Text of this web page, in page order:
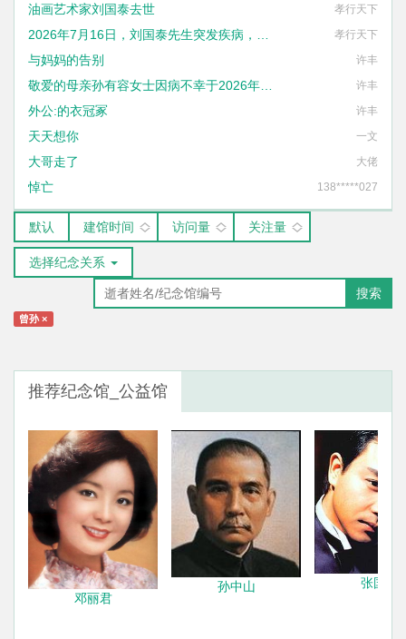
油画艺术家刘国泰去世 孝行天下
孝行天下
与妈妈的告别 许丰
许丰
外公:的衣冠冢 许丰
天天想你 一文
大哥走了 大佬
悼亡 138*****027
默认 建馆时间 访问量 关注量
选择纪念关系
搜索
曾孙×
推荐纪念馆_公益馆
邓丽君
孙中山 张国荣